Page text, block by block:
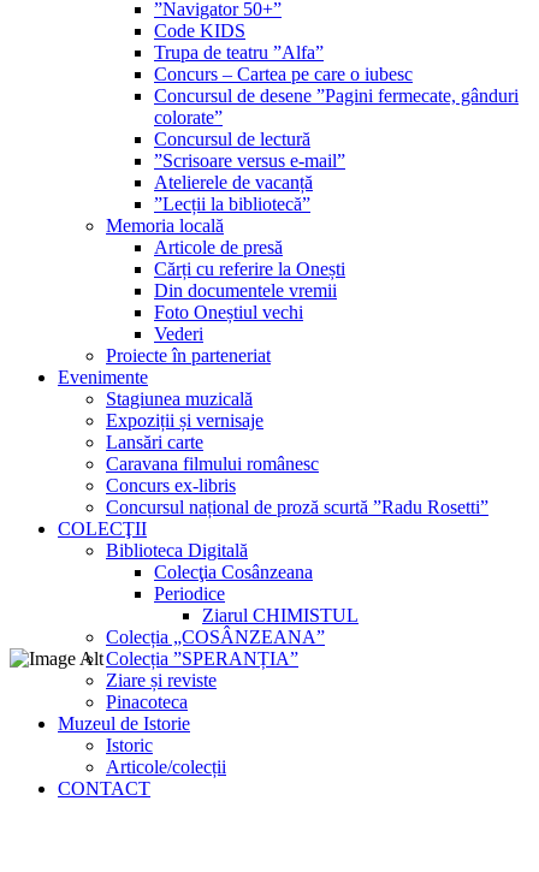
”Navigator 50+”
Code KIDS
Trupa de teatru ”Alfa”
Concurs – Cartea pe care o iubesc
Concursul de desene ”Pagini fermecate, gânduri
colorate”
Concursul de lectură
”Scrisoare versus e-mail”
Atelierele de vacanță
”Lecții la bibliotecă”
Memoria locală
Articole de presă
Cărți cu referire la Onești
Din documentele vremii
Foto Oneștiul vechi
Vederi
Proiecte în parteneriat
Evenimente
Stagiunea muzicală
Expoziții și vernisaje
Lansări carte
Caravana filmului românesc
Concurs ex-libris
Concursul național de proză scurtă ”Radu Rosetti”
COLECŢII
Biblioteca Digitală
Colecţia Cosânzeana
Periodice
Ziarul CHIMISTUL
Colecția „COSÂNZEANA”
Colecția ”SPERANȚIA”
Ziare și reviste
Pinacoteca
Muzeul de Istorie
Istoric
Articole/colecții
CONTACT